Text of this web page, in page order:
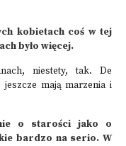
kobietach coś w tej
było więcej.
niestety, tak. De
mają marzenia i
o starości jako o
bardzo na serio. W